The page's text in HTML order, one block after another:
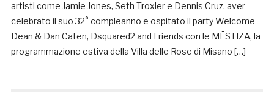
artisti come Jamie Jones, Seth Troxler e Dennis Cruz, aver
celebrato il suo 32° compleanno e ospitato il party Welcome
Dean & Dan Caten, Dsquared2 and Friends con le MËSTIZA, la
programmazione estiva della Villa delle Rose di Misano […]